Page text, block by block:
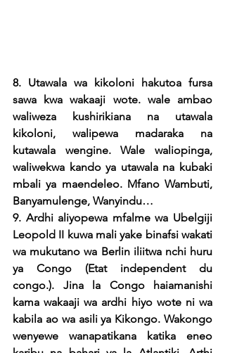
8. Utawala wa kikoloni hakutoa fursa
sawa kwa wakaaji wote. wale ambao
waliweza kushirikiana na utawala
kikoloni, walipewa madaraka na
kutawala wengine. Wale waliopinga,
waliwekwa kando ya utawala na kubaki
mbali ya maendeleo. Mfano Wambuti,
Banyamulenge, Wanyindu…
9. Ardhi aliyopewa mfalme wa Ubelgiji
Leopold II kuwa mali yake binafsi wakati
wa mukutano wa Berlin iliitwa nchi huru
ya Congo (Etat independent du
congo.). Jina la Congo haiamanishi
kama wakaaji wa ardhi hiyo wote ni wa
kabila ao wa asili ya Kikongo. Wakongo
wenyewe wanapatikana katika eneo